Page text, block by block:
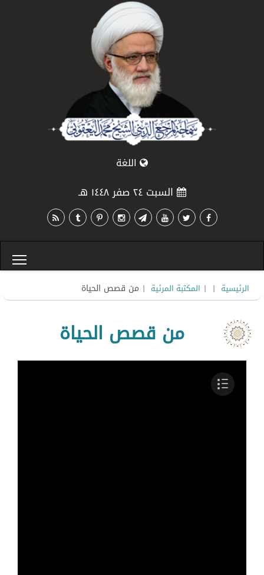
اللغة
السبت ٢٤ صفر ١٤٤٨ هـ
الرئيسية |
| المكتبة المرئية | من قصص الحياة
من قصص الحياة